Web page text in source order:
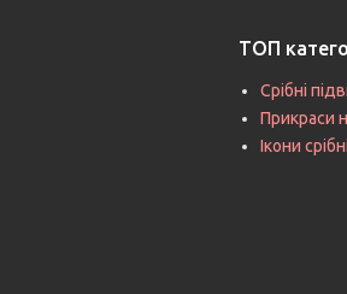
ТОП
Срібні
Прикраси
Ікони срібні